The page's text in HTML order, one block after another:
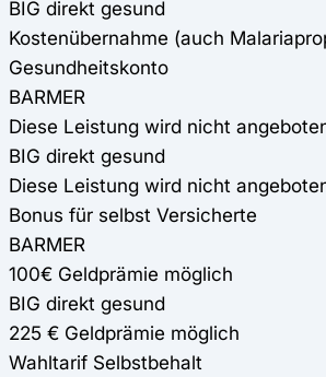
BIG direkt gesund
Kostenübernahme (auch
Gesundheitskonto
BARMER
Diese Leistung wird nicht
BIG direkt gesund
Diese Leistung wird nicht
Bonus für selbst Versicherte
BARMER
100€ Geldprämie möglich
BIG direkt gesund
225 € Geldprämie möglich
Wahltarif Selbstbehalt